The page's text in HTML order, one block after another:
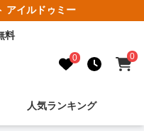
アイルドゥミー
料
0 0
人気ランキング